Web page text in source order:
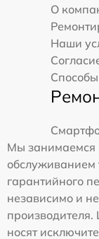
О
Наши
Мы занимаемся
обслуживанием
гарантийного
независимо и
носят